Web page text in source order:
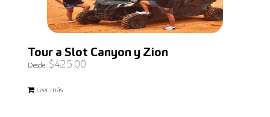
Tour a Slot Canyon y Zion
Desde: $425.00
Leer más